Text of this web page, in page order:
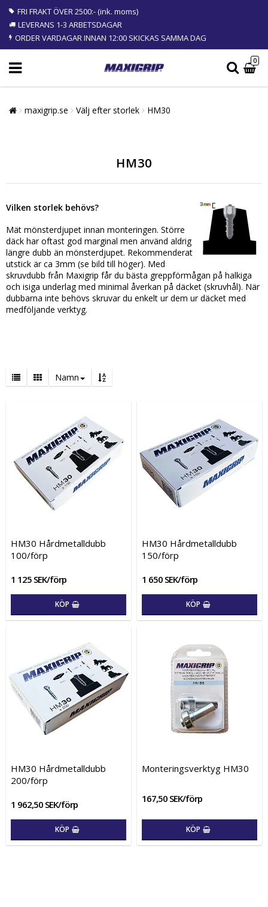
FRI FRAKT ÖVER 2500:- (ink. moms)
LEVERANS 1-3 ARBETSDAGAR
ORDER VARDAGAR INNAN 12:00 SKICKAS SAMMA DAG
0
maxigrip.se Välj efter storlek HM30
HM30
Vilken storlek behövs?
Mät mönsterdjupet innan monteringen. Större
däck har oftast god marginal men använd aldrig
längre dubb än mönsterdjupet. Rekommenderat
utstick är ca 3mm (se bild till höger). Med
skruvdubb från Maxigrip får du bästa greppförmågan på halkiga
och isiga underlag med minimal åverkan på däcket (skruvhål). När
dubbarna inte behövs skruvar du enkelt ur dem ur däcket med
medföljande verktyg.
Namn
HM30 Hårdmetalldubb
100/förp
1 125 SEK/förp
KÖP
HM30 Hårdmetalldubb
150/förp
1 650 SEK/förp
KÖP
HM30 Hårdmetalldubb
200/förp
1 962,50 SEK/förp
KÖP
Monteringsverktyg HM30
167,50 SEK/förp
KÖP